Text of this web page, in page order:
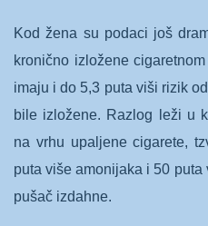
Kod žena su podaci još
kronično izložene
imaju i do 5,3 puta viši rizik
bile izložene. Razlog leži u
na vrhu upaljene cigarete,
puta više amonijaka i 50
pušač izdahne.